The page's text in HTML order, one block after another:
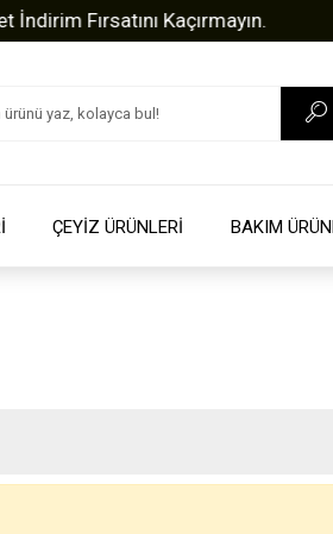
Fırsatını Kaçırmayın.
ÇEYİZ ÜRÜNLERİ BAKIM